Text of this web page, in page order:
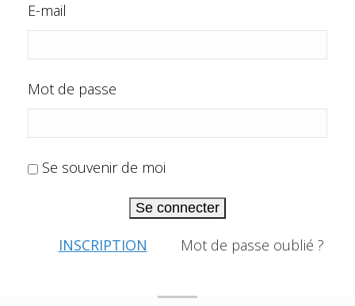
E-mail
Mot de passe
Se souvenir de moi
Se connecter
INSCRIPTION Mot de passe oublié ?